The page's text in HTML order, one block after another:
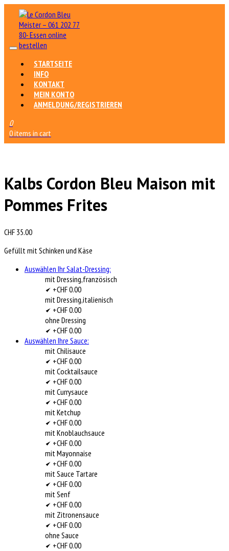
STARTSEITE
INFO
KONTAKT
MEIN KONTO
ANMELDUNG/REGISTRIEREN
0
0 items in cart
Kalbs Cordon Bleu Maison mit
Pommes Frites
CHF 35.00
Gefüllt mit Schinken und Käse
Auswählen Ihr Salat-Dressing:
mit Dressing,französisch
+CHF 0.00
mit Dressing,italienisch
+CHF 0.00
ohne Dressing
+CHF 0.00
Auswählen Ihre Sauce:
mit Chilisauce
+CHF 0.00
mit Cocktailsauce
+CHF 0.00
mit Currysauce
+CHF 0.00
mit Ketchup
+CHF 0.00
mit Knoblauchsauce
+CHF 0.00
mit Mayonnaise
+CHF 0.00
mit Sauce Tartare
+CHF 0.00
mit Senf
+CHF 0.00
mit Zitronensauce
+CHF 0.00
ohne Sauce
+CHF 0.00